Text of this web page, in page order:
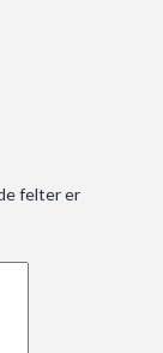
felter er